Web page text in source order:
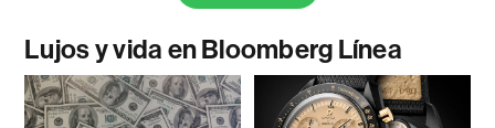
Lujos y vida en Bloomberg Línea